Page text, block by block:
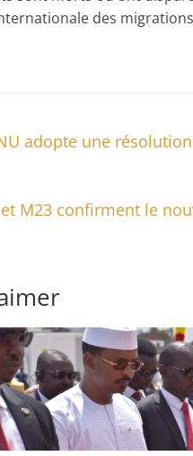
des
adopte une
M23 confirment le